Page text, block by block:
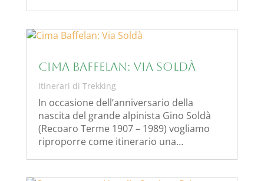
Cima Baffelan: Via Soldà
Itinerari di Trekking
In occasione dell’anniversario della
nascita del grande alpinista Gino Soldà
(Recoaro Terme 1907 – 1989) vogliamo
riproporre come itinerario una…